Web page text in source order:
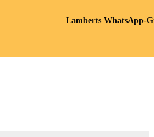
Lamberts WhatsApp-